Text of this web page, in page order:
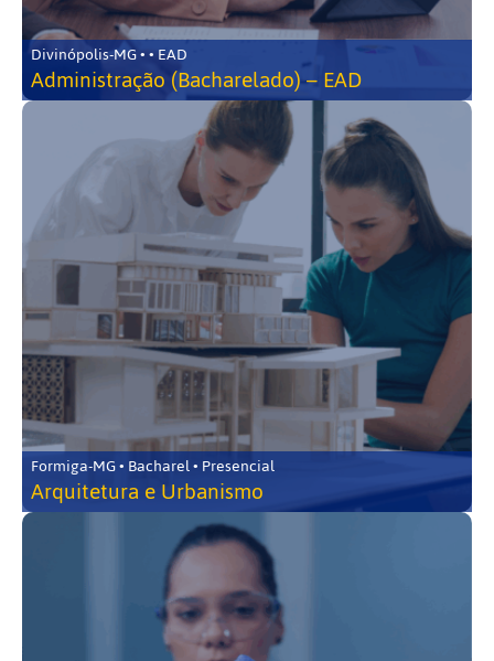
Divinópolis-MG • • EAD
Administração (Bacharelado) – EAD
Formiga-MG • Bacharel • Presencial
Arquitetura e Urbanismo